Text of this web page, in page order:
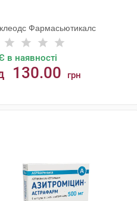
Фармасьютикалс
в наявності
130.00 грн